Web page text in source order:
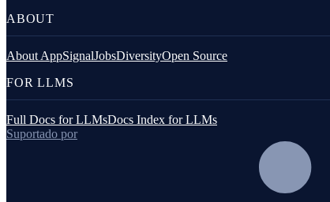
ABOUT
About AppSignalJobsDiversityOpen Source
FOR LLMS
Full Docs for LLMsDocs Index for LLMs
Suportado por